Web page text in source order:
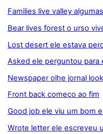
Families live valley
Bear lives forest o urso
Lost desert ele estava
Asked ele perguntou para
Newspaper olhe jornal
Front back começo ao fim
Good job ele viu um bom
Wrote letter ele escreveu